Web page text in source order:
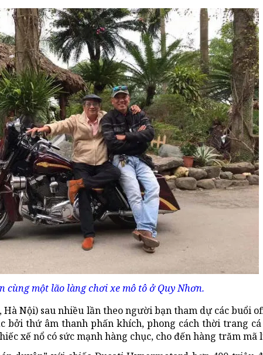
cùng một lão làng chơi xe mô tô ở Quy Nhơn.
Nội) sau nhiều lần theo người bạn tham dự các buổi
bởi thứ âm thanh phấn khích, phong cách thời trang
xế nổ có sức mạnh hàng chục, cho đến hàng trăm mã